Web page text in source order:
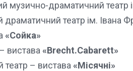
музично-драматичний театр
театр ім. Івана
«Сойка»
вистава «Brecht.Cabarett»
театр – вистава «Місячні»